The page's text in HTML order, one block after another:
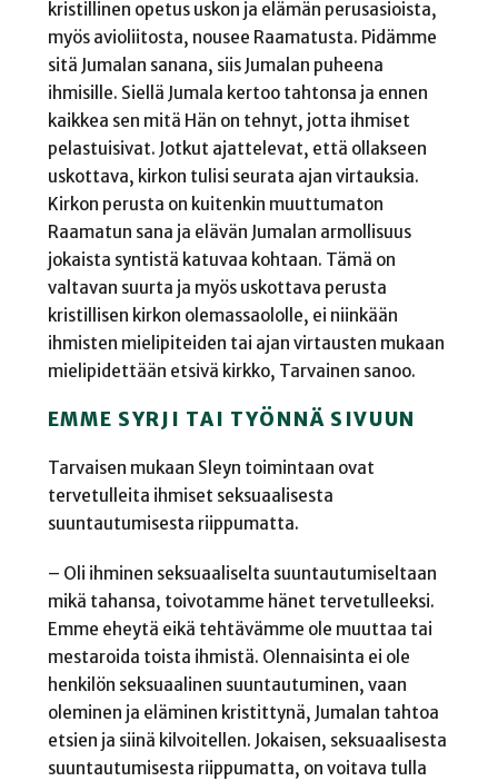
kristillinen opetus uskon ja elämän perusasioista,
myös avioliitosta, nousee Raamatusta. Pidämme
sitä Jumalan sanana, siis Jumalan puheena
ihmisille. Siellä Jumala kertoo tahtonsa ja ennen
kaikkea sen mitä Hän on tehnyt, jotta ihmiset
pelastuisivat. Jotkut ajattelevat, että ollakseen
uskottava, kirkon tulisi seurata ajan virtauksia.
Kirkon perusta on kuitenkin muuttumaton
Raamatun sana ja elävän Jumalan armollisuus
jokaista syntistä katuvaa kohtaan. Tämä on
valtavan suurta ja myös uskottava perusta
kristillisen kirkon olemassaololle, ei niinkään
ihmisten mielipiteiden tai ajan virtausten mukaan
mielipidettään etsivä kirkko, Tarvainen sanoo.
EMME SYRJI TAI TYÖNNÄ SIVUUN
Tarvaisen mukaan Sleyn toimintaan ovat
tervetulleita ihmiset seksuaalisesta
suuntautumisesta riippumatta.
– Oli ihminen seksuaaliselta suuntautumiseltaan
mikä tahansa, toivotamme hänet tervetulleeksi.
Emme eheytä eikä tehtävämme ole muuttaa tai
mestaroida toista ihmistä. Olennaisinta ei ole
henkilön seksuaalinen suuntautuminen, vaan
oleminen ja eläminen kristittynä, Jumalan tahtoa
etsien ja siinä kilvoitellen. Jokaisen, seksuaalisesta
suuntautumisesta riippumatta, on voitava tulla